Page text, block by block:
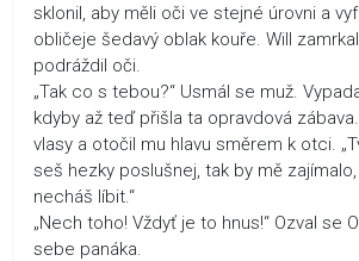
sklonil, aby měli oči ve stejné úrovni a
obličeje šedavý oblak kouře. Will
podráždil oči.
„Tak co s tebou?“ Usmál se muž.
kdyby až teď přišla ta opravdová
vlasy a otočil mu hlavu směrem k otci.
seš hezky poslušnej, tak by mě
necháš líbit.“
„Nech toho! Vždyť je to hnus!“ Ozval se
sebe panáka.